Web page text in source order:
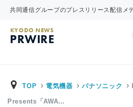
共同通信グループのプレスリリース配信メ
KYODO NEWS
PRWIRE
TOP 電気機器 パナソニック
Presents「AWA…